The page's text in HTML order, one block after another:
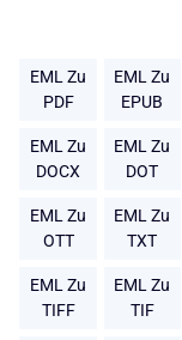
EML Zu
PDF
EML Zu
EPUB
EML Zu
DOCX
EML Zu
DOT
EML Zu
OTT
EML Zu
TXT
EML Zu
TIFF
EML Zu
TIF